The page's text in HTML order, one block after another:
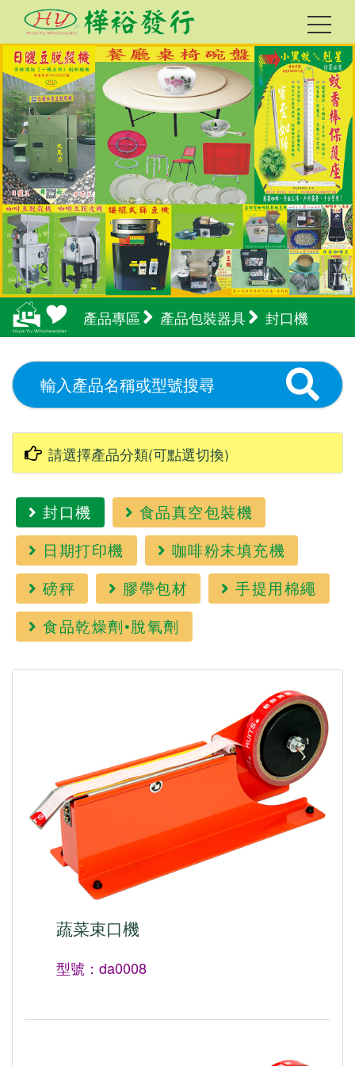
產品專區 產品包裝器具 封口機
封口機
食品真空包裝機
日期打印機
咖啡粉末填充機
磅秤
膠帶包材
手提用棉繩
食品乾燥劑•脫氧劑
蔬菜束口機
型號：da0008